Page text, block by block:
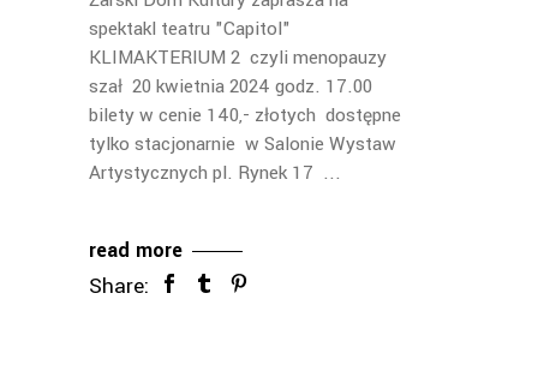
spektakl teatru "Capitol"
KLIMAKTERIUM 2 czyli menopauzy
szał 20 kwietnia 2024 godz. 17.00
bilety w cenie 140,- złotych dostępne
tylko stacjonarnie w Salonie Wystaw
Artystycznych pl. Rynek 17
read more
Share: